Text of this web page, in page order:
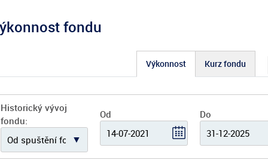
fondu
Výkonnost Kurz fondu
Historický vývoj
fondu:
Od Do